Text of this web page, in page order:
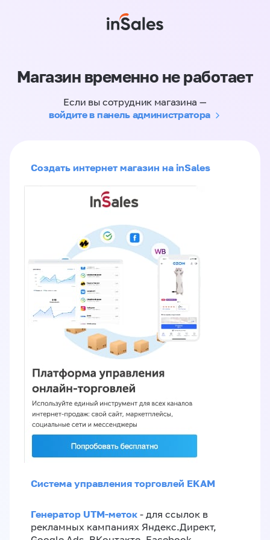
Магазин временно не работает
Если вы сотрудник магазина —
войдите в панель администратора
Создать интернет магазин на inSales
Система управления торговлей EKAM
Генератор UTM-меток - для ссылок в
рекламных кампаниях Яндекс.Директ,